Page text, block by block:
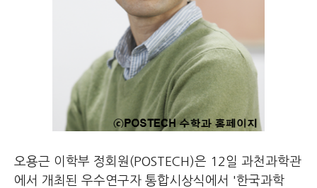
오용근 이학부 정회원(POSTECH)은 12일 과천과학관
에서 개최된 우수연구자 통합시상식에서 '한국과학